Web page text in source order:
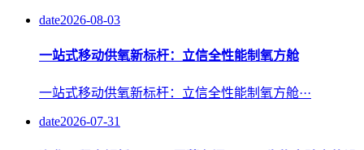
date2026-08-03
一站式移动供氧新标杆：立信全性能制氧方舱
一站式移动供氧新标杆：立信全性能制氧方舱···
date2026-07-31